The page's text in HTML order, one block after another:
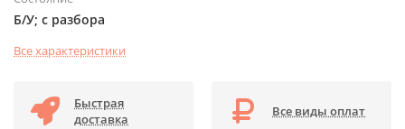
Б/У; с разбора
Все характеристики
Быстрая
доставка
Все виды оплат